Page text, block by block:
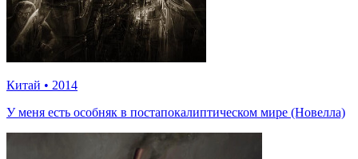
Китай • 2014
У меня есть особняк в постапокалиптическом мире (Новелла)